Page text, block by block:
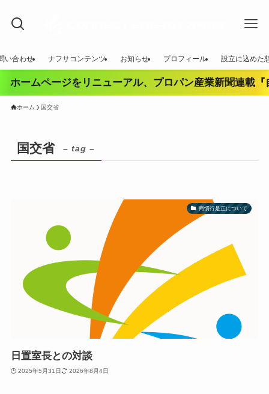
い合わせ ナフサコンテンツ お知らせ プロフィール 設立に込めた
ホームページをリニューアル、プロパン産業新聞連載『
ホーム 国交省
国交省 – tag –
商慣行是正について
日置室長との対談
2025年5月31日 2026年8月4日